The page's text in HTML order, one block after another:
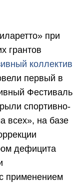
при
грантов
коллектив
первый в
Фестиваль
спортивно-
всех», на базе
дефицита
применением